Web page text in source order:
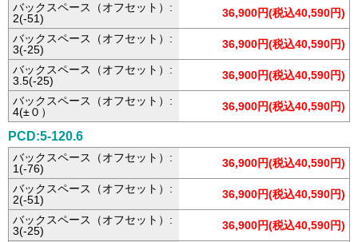
バックスペース（オフセット）:
2(-51)
36,900円(税込40,590円)
バックスペース（オフセット）:
3(-25)
36,900円(税込40,590円)
バックスペース（オフセット）:
3.5(-25)
36,900円(税込40,590円)
バックスペース（オフセット）:
4(±０）
36,900円(税込40,590円)
PCD:5-120.6
バックスペース（オフセット）:
1(-76)
36,900円(税込40,590円)
バックスペース（オフセット）:
2(-51)
36,900円(税込40,590円)
バックスペース（オフセット）:
3(-25)
36,900円(税込40,590円)